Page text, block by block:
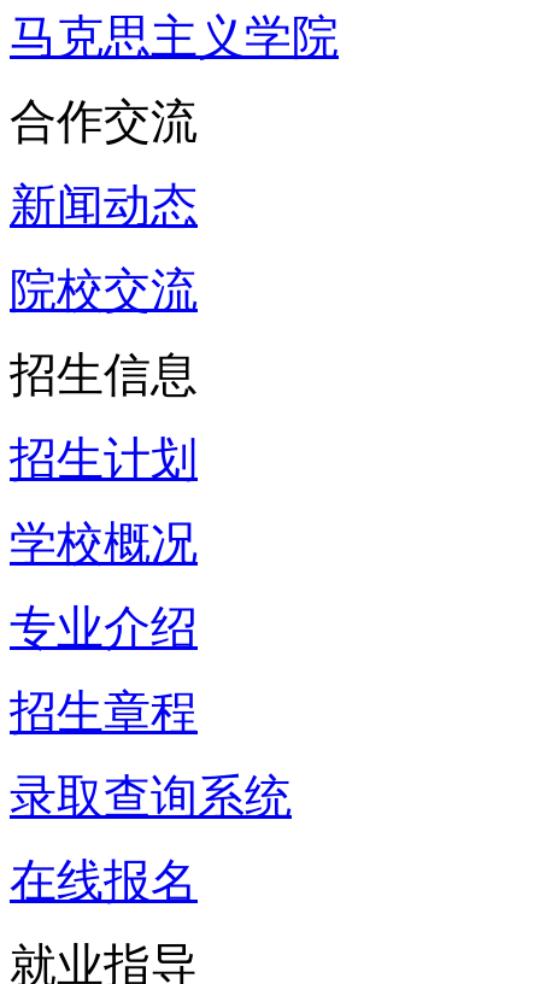
马克思主义学院
合作交流
新闻动态
院校交流
招生信息
招生计划
学校概况
专业介绍
招生章程
录取查询系统
在线报名
就业指导